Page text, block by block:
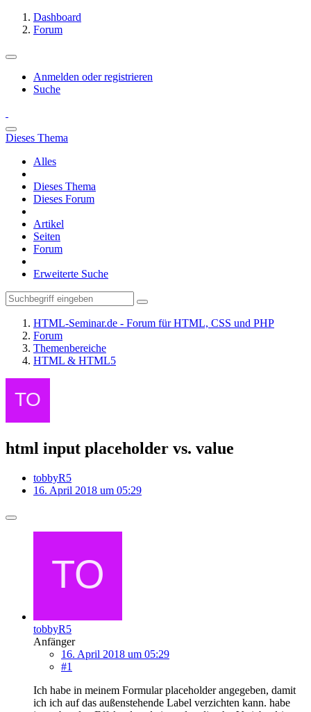
Dashboard
Forum
Anmelden oder registrieren
Suche
Dieses Thema
Alles
Dieses Thema
Dieses Forum
Artikel
Seiten
Forum
Erweiterte Suche
HTML-Seminar.de - Forum für HTML, CSS und PHP
Forum
Themenbereiche
HTML & HTML5
html input placeholder vs. value
tobbyR5
16. April 2018 um 05:29
tobbyR5
Anfänger
16. April 2018 um 05:29
#1
Ich habe in meinem Formular placeholder angegeben, damit
ich ich auf das außenstehende Label verzichten kann. habe